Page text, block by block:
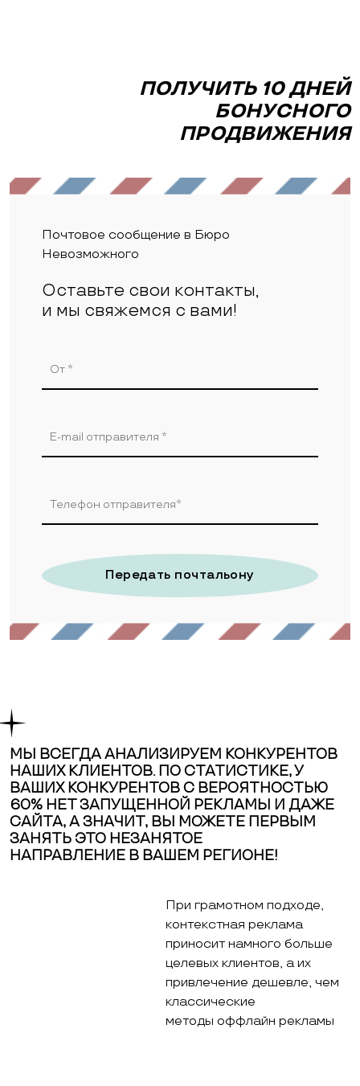
ПОЛУЧИТЬ 10 ДНЕЙ
БОНУСНОГО
ПРОДВИЖЕНИЯ
Почтовое сообщение в Бюро
Невозможного
Оставьте свои контакты,
и мы свяжемся с вами!
Передать почтальону
МЫ ВСЕГДА АНАЛИЗИРУЕМ КОНКУРЕНТОВ
НАШИХ КЛИЕНТОВ. ПО СТАТИСТИКЕ, У
ВАШИХ КОНКУРЕНТОВ С ВЕРОЯТНОСТЬЮ
60% НЕТ ЗАПУЩЕННОЙ РЕКЛАМЫ И ДАЖЕ
САЙТА, А ЗНАЧИТ, ВЫ МОЖЕТЕ ПЕРВЫМ
ЗАНЯТЬ ЭТО НЕЗАНЯТОЕ
НАПРАВЛЕНИЕ В ВАШЕМ РЕГИОНЕ!
При грамотном подходе,
контекстная реклама
приносит намного больше
целевых клиентов, а их
привлечение дешевле, чем
классические
методы оффлайн рекламы